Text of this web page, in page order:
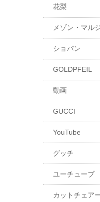
花梨
メゾン・マル
ショパン
GOLDPFEIL
動画
GUCCI
YouTube
グッチ
ユーチューブ
カットチェア